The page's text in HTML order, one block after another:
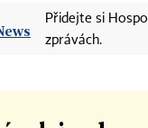
Přidejte si
zprávách.